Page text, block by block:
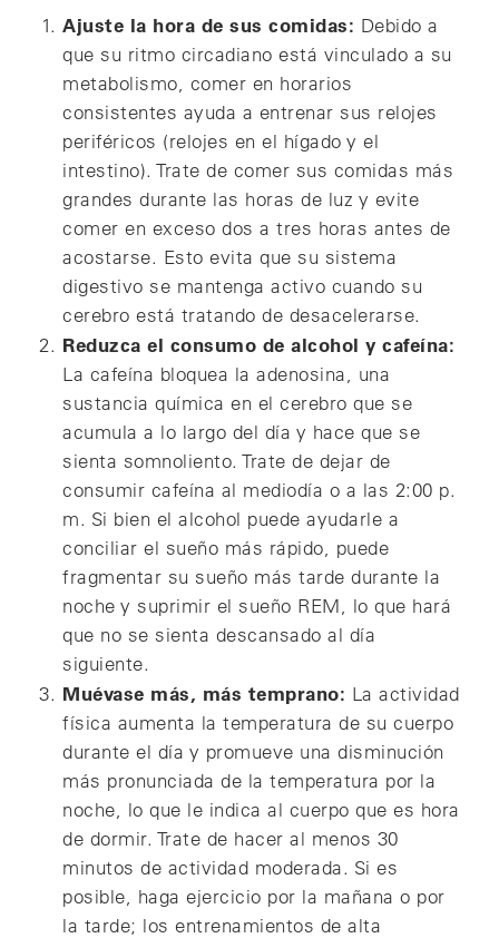
Ajuste la hora de sus comidas: Debido a
que su ritmo circadiano está vinculado a su
metabolismo, comer en horarios
consistentes ayuda a entrenar sus relojes
periféricos (relojes en el hígado y el
intestino). Trate de comer sus comidas más
grandes durante las horas de luz y evite
comer en exceso dos a tres horas antes de
acostarse. Esto evita que su sistema
digestivo se mantenga activo cuando su
cerebro está tratando de desacelerarse.
Reduzca el consumo de alcohol y cafeína:
La cafeína bloquea la adenosina, una
sustancia química en el cerebro que se
acumula a lo largo del día y hace que se
sienta somnoliento. Trate de dejar de
consumir cafeína al mediodía o a las 2:00 p.
m. Si bien el alcohol puede ayudarle a
conciliar el sueño más rápido, puede
fragmentar su sueño más tarde durante la
noche y suprimir el sueño REM, lo que hará
que no se sienta descansado al día
siguiente.
Muévase más, más temprano: La actividad
física aumenta la temperatura de su cuerpo
durante el día y promueve una disminución
más pronunciada de la temperatura por la
noche, lo que le indica al cuerpo que es hora
de dormir. Trate de hacer al menos 30
minutos de actividad moderada. Si es
posible, haga ejercicio por la mañana o por
la tarde; los entrenamientos de alta